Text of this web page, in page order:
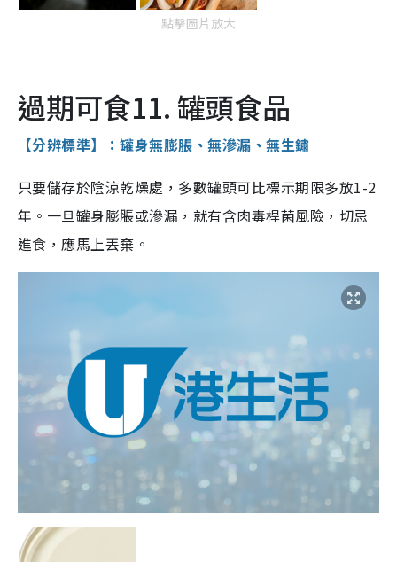
點擊圖片放大
過期可食11. 罐頭食品
【分辨標準】：罐身無膨脹、無滲漏、無生鏽
只要儲存於陰涼乾燥處，多數罐頭可比標示期限多放1-2
年。一旦罐身膨脹或滲漏，就有含肉毒桿菌風險，切忌
進食，應馬上丟棄。